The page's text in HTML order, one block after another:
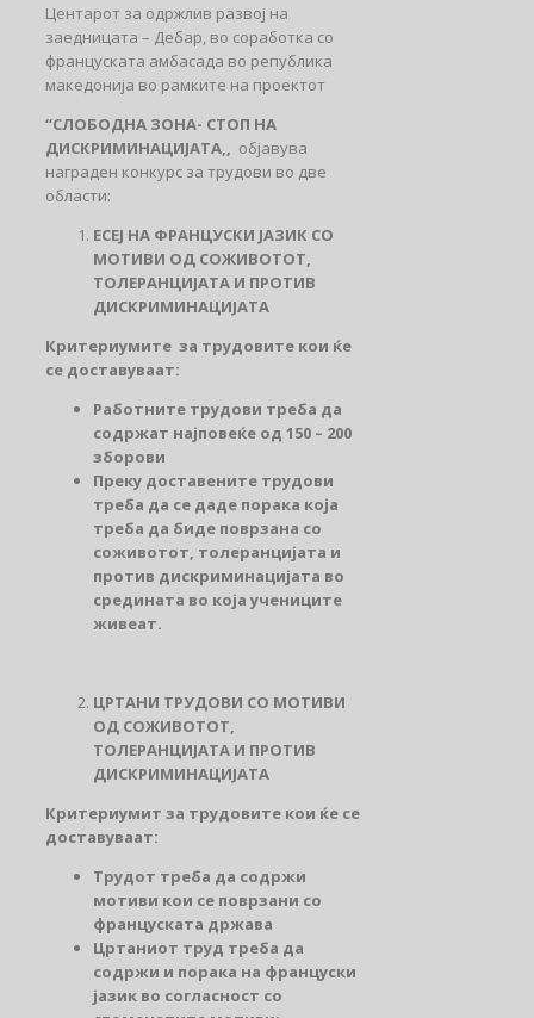
Центарот за одржлив развој на
заедницата – Дебар, во соработка со
француската амбасада во република
македонија во рамките на проектот
“СЛОБОДНА ЗОНА- СТОП НА
ДИСКРИМИНАЦИЈАТА,, објавува
награден конкурс за трудови во две
области:
ЕСЕJ НА ФРАНЦУСКИ ЈАЗИК СО
МОТИВИ ОД СОЖИВОТОТ,
ТОЛЕРАНЦИЈАТА И ПРОТИВ
ДИСКРИМИНАЦИЈАТА
Критериумите за трудовите кои ќе
се доставуваат:
Работните трудови треба да
содржaт најповеќе од 150 – 200
зборови
Преку доставените трудови
треба да се даде порака која
треба да биде поврзана со
соживотот, толеранцијата и
против дискриминацијата во
средината во која учениците
живеат.
ЦРТАНИ ТРУДОВИ СО МОТИВИ
ОД СОЖИВОТОТ,
ТОЛЕРАНЦИЈАТА И ПРОТИВ
ДИСКРИМИНАЦИЈАТА
Критериумит за трудовите кои ќе се
доставуваат:
Трудот треба да содржи
мотиви кои се поврзани со
француската држава
Цртаниот труд треба да
содржи и порака на француски
јазик во согласност со